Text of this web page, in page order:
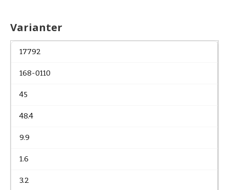
Varianter
17792
168-0110
45
48.4
9.9
1.6
3.2